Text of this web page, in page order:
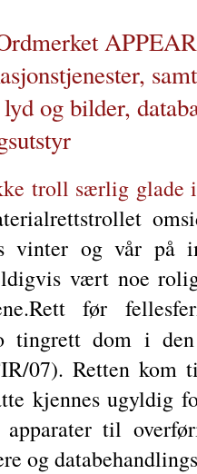
og bilder,
troll særlig glade
vinter og vår på
vært noe
Rett før
tingrett dom i
07). Retten kom
kjennes ugyldig
apparater til
og